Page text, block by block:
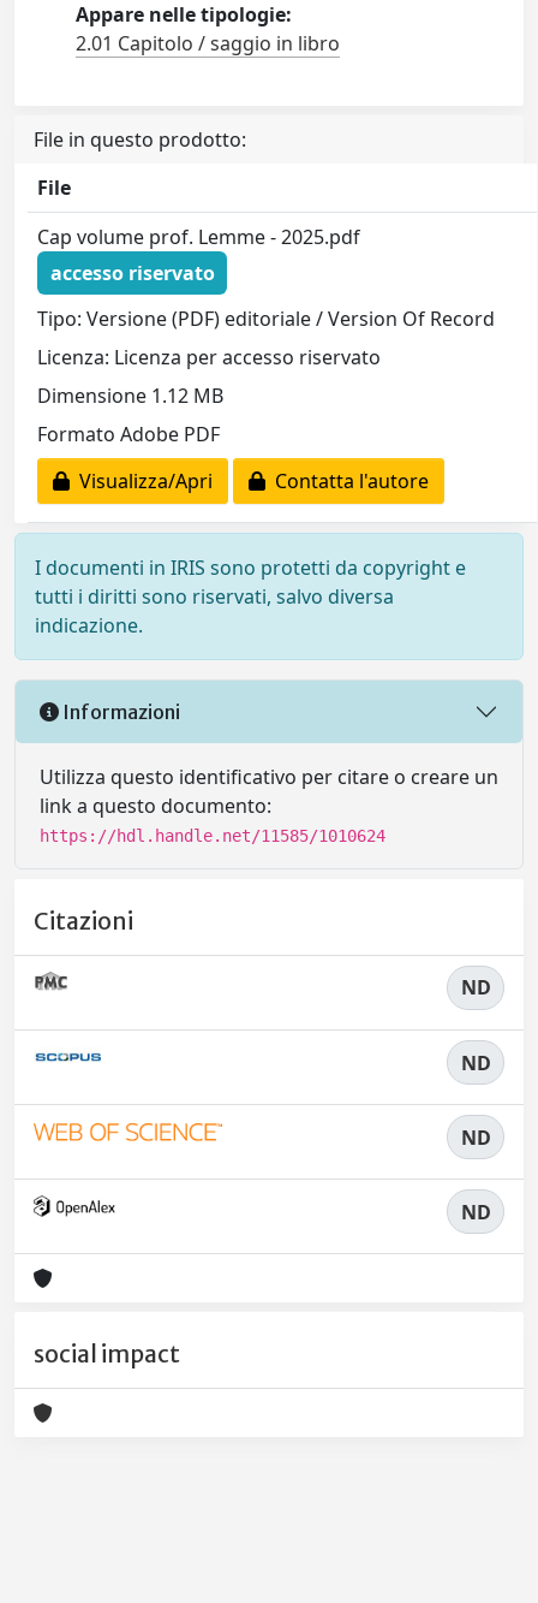
Appare nelle tipologie:
2.01 Capitolo / saggio in libro
File in questo prodotto:
File
Cap volume prof. Lemme - 2025.pdf
accesso riservato
Tipo: Versione (PDF) editoriale / Version Of Record
Licenza: Licenza per accesso riservato
Dimensione 1.12 MB
Formato Adobe PDF
Visualizza/Apri
Contatta l'autore
I documenti in IRIS sono protetti da copyright e
tutti i diritti sono riservati, salvo diversa
indicazione.
Informazioni
Utilizza questo identificativo per citare o creare un
link a questo documento:
https://hdl.handle.net/11585/1010624
Citazioni
ND
ND
ND
ND
social impact